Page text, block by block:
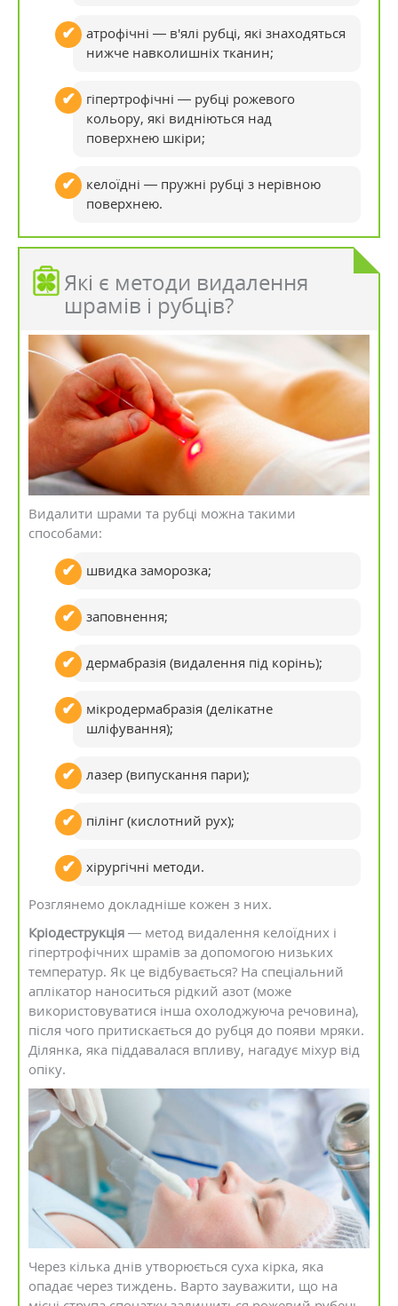
атрофічні — в'ялі рубці, які знаходяться
нижче навколишніх тканин;
гіпертрофічні — рубці рожевого
кольору, які видніються над
поверхнею шкіри;
келоїдні — пружні рубці з нерівною
поверхнею.
Які є методи видалення
шрамів і рубців?
Видалити шрами та рубці можна такими
способами:
швидка заморозка;
заповнення;
дермабразія (видалення під корінь);
мікродермабразія (делікатне
шліфування);
лазер (випускання пари);
пілінг (кислотний рух);
хірургічні методи.
Розглянемо докладніше кожен з них.
Кріодеструкція— метод видалення келоїдних і
гіпертрофічних шрамів за допомогою низьких
температур. Як це відбувається? На спеціальний
аплікатор наноситься рідкий азот (може
використовуватися інша охолоджуюча речовина),
після чого притискається до рубця до появи мряки.
Ділянка, яка піддавалася впливу, нагадує міхур від
опіку.
Через кілька днів утворюється суха кірка, яка
опадає через тиждень. Варто зауважити, що на